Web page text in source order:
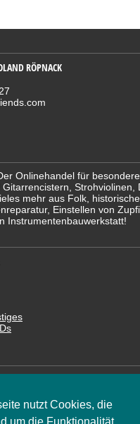
nutzt Cookies, die
RÖPNACK
Onlinehandel für besondere
Strohviolinen,
mehr aus Folk,
Einstellen von
Instrumentenbauwerkstatt!